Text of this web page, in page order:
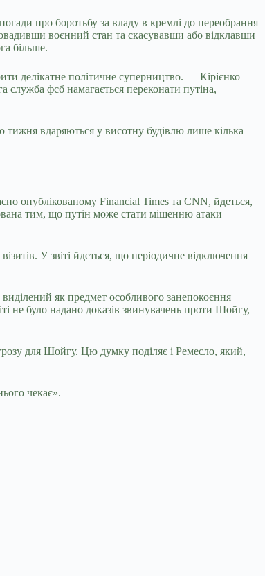
про боротьбу за владу в кремлі до переобрання
воєнний стан та скасувавши або відклавши
більше.
делікатне політичне суперництво. — Кірієнко
фсб намагається переконати путіна,
тижня вдаряються у висотну будівлю лише кілька
опублікованому Financial Times та CNN, йдеться,
тим, що путін може стати мішенню атаки
У звіті йдеться, що періодичне відключення
як предмет особливого занепокоєння
не було надано доказів звинувачень проти Шойгу,
для Шойгу. Цю думку поділяє і Ремесло, який,
чекає».